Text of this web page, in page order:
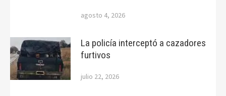
agosto 4, 2026
La policía interceptó a cazadores
furtivos
julio 22, 2026